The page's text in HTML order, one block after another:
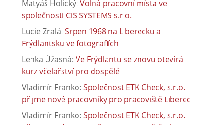
Matyáš Holický: Volná pracovní místa ve
společnosti CiS SYSTEMS s.r.o.
Lucie Zralá: Srpen 1968 na Liberecku a
Frýdlantsku ve fotografiích
Lenka Úžasná: Ve Frýdlantu se znovu otevírá
kurz včelařství pro dospělé
Vladimír Franko: Společnost ETK Check, s.r.o.
přijme nové pracovníky pro pracoviště Liberec
Vladimír Franko: Společnost ETK Check, s.r.o.